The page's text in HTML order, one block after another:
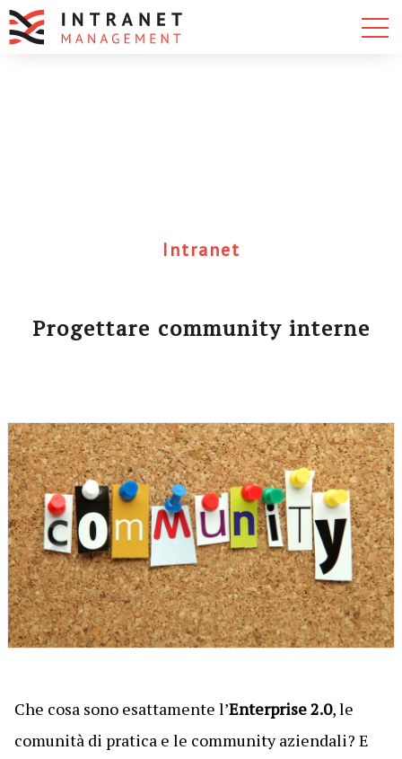
Intranet
Progettare community interne
Che cosa sono esattamente l’Enterprise 2.0, le
comunità di pratica e le community aziendali? E